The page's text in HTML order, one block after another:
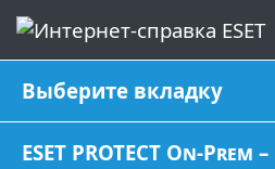
Выберите вкладку
ESET PROTECT On-